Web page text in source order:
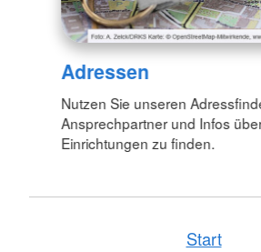
Adressen
Nutzen Sie unseren
Ansprechpartner und Infos
Einrichtungen zu finden.
Start